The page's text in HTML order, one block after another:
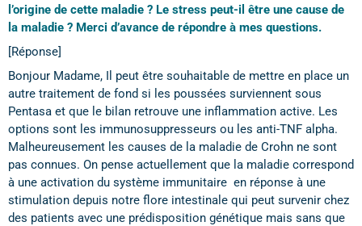
l’origine de cette maladie ? Le stress peut-il être une cause de
la maladie ? Merci d’avance de répondre à mes questions.
[Réponse]
Bonjour Madame, Il peut être souhaitable de mettre en place un
autre traitement de fond si les poussées surviennent sous
Pentasa et que le bilan retrouve une inflammation active. Les
options sont les immunosuppresseurs ou les anti-TNF alpha.
Malheureusement les causes de la maladie de Crohn ne sont
pas connues. On pense actuellement que la maladie correspond
à une activation du système immunitaire en réponse à une
stimulation depuis notre flore intestinale qui peut survenir chez
des patients avec une prédisposition génétique mais sans que